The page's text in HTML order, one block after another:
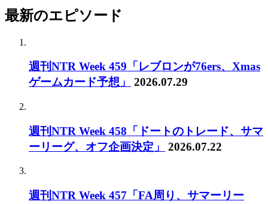
最新のエピソード
週刊NTR Week 459「レブロンが76ers、Xmas
ゲームカード予想」
2026.07.29
週刊NTR Week 458「ドートのトレード、サマ
ーリーグ、オフ企画決定」
2026.07.22
週刊NTR Week 457「FA周り、サマーリー